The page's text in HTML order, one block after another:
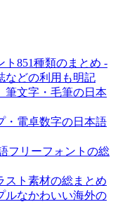
ト851種類のまとめ -
などの利用も明記
筆文字・毛筆の日本
・電卓数字の日本語
フリーフォントの総
スト素材の総まとめ
ルなかわいい海外の